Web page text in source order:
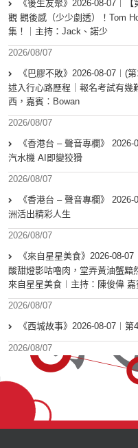
《後生友聚》2026-08-07︱
觀 觀後感（少少劇透）！Tom
集！｜主持：Jack、諾少
2026/08/07
《巴膠不敗》2026-08-07︱(
述入行心路歷程｜報名考試有幾
西，嘉賓︰Bowan
2026/08/07
《香港台 – 聲音專欄》
汽水機 AI即變狡猾
2026/08/07
《香港台 – 聲音專欄》
洲活出精彩人生
2026/08/07
《來自星星美食》2026-08-
酸甜燈影咕嚕肉，堂弄黃油蟹黯
來自星星美食︱主持：陳俊偉
2026/08/07
《西城故事》2026-08-07︱
2026/08/07